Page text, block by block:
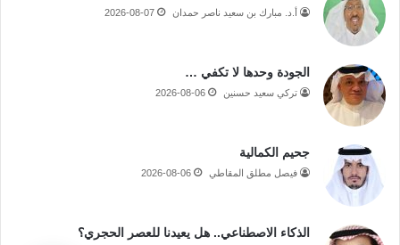
أ.د. مبارك بن سعيد ناصر حمدان 2026-08-07
الجودة وحدها لا تكفي …
تركي سعيد حسنين 2026-08-06
جحيم الكمالية
فيصل مطلق المقاطي 2026-08-06
الذكاء الاصطناعي.. هل يعيدنا للعصر الحجري؟